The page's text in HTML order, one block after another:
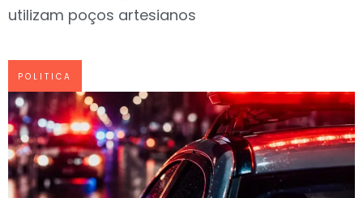
utilizam poços artesianos
POLITICA